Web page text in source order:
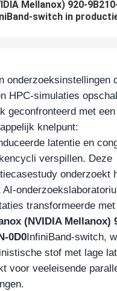
Mellanox) 920-
switch in
onderzoeksinstellingen
HPC-simulaties
geconfronteerd met een
knelpunt:
latentie en
verspillen. Deze
onderzoekt
AI-
transformeerde met
(NVIDIA Mellanox)
0D0InfiniBand-switch,
stof met lage
voor veeleisende